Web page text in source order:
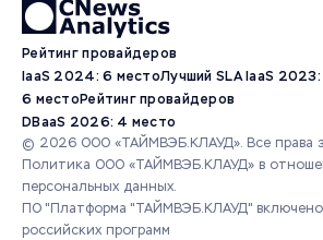
Рейтинг провайдеров
IaaS 2024: 6 местоЛучший SLA IaaS 2023:
6 местоРейтинг провайдеров
DBaaS 2026: 4 место
© 2026 ООО «ТАЙМВЭБ.КЛАУД». Все права
Политика ООО «ТАЙМВЭБ.КЛАУД» в
персональных данных.
ПО "Платформа "ТАЙМВЭБ.КЛАУД"
российских программ